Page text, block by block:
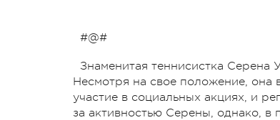
#@#
Знаменитая теннисистка Серена
Несмотря на свое положение, она
участие в социальных акциях, и
за активностью Серены, однако, в